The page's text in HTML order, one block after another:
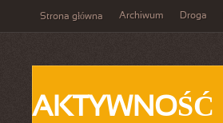
Strona główna Archiwum Droga
AKTYWNOŚĆ